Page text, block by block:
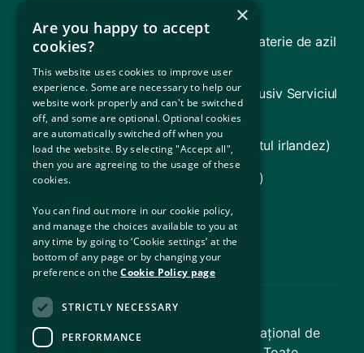
Furnizarea serviciilor de imigrare (ISD)
TARA – Tribunalul pentru recursuri în materie de azil
Consiliul pentru Asistență Juridică (inclusiv Serviciul
Juridic pentru Refugiați [RLS])
Guvernul Irlandei (Informații despre statul irlandez)
UNHCR (Agenția ONU pentru Refugiați)
Ministerul Justiției
Oficiul pentru Incluziune Socială
© Copyright 2026 – Serviciul Internațional de
×
Are you happy to accept
cookies?
This website uses cookies to improve user
experience. Some are necessary to help our
website work properly and can't be switched
off, and some are optional. Optional cookies
are automatically switched off when you
load the website. By selecting "Accept all",
then you are agreeing to the usage of these
cookies.
You can find out more in our cookie policy,
and manage the choices available to you at
any time by going to ‘Cookie settings’ at the
bottom of any page or by changing your
preference on theCookie Policy page
STRICTLY NECESSARY
PERFORMANCE